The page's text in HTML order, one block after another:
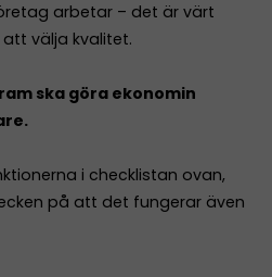
arbetar – det är värt
välja kvalitet.
ska göra ekonomin
i checklistan ovan,
på att det fungerar även